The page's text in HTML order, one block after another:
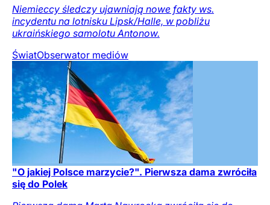
Niemieccy śledczy ujawniają nowe fakty ws.
incydentu na lotnisku Lipsk/Halle, w pobliżu
ukraińskiego samolotu Antonow.
ŚwiatObserwator mediów
"O jakiej Polsce marzycie?". Pierwsza dama zwróciła
się do Polek